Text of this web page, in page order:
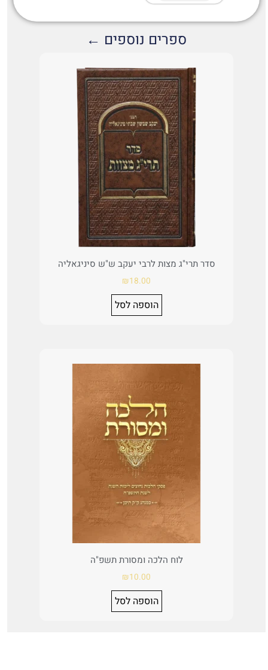
ספרים נוספים ←
סדר תרי"ג מצות לרבי יעקב ש"ש סיניגאליה
₪18.00
הוספה לסל
לוח הלכה ומסורת תשפ"ה
₪10.00
הוספה לסל